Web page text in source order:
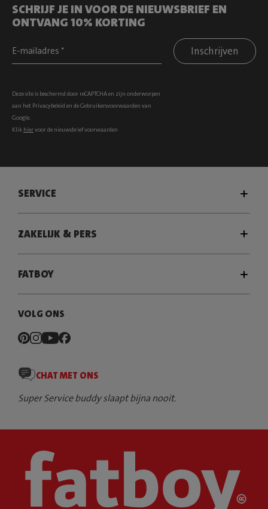
SCHRIJF JE IN VOOR DE NIEUWSBRIEF EN
ONTVANG 10% KORTING
Inschrijven
Deze site is beschermd door reCAPTCHA en zijn onderworpen
aan het Privacybeleid en deGebruikersvoorwaarden van
Google.
Klik hiervoor de nieuwsbrief voorwaarden
SERVICE
ZAKELIJK & PERS
FATBOY
VOLG ONS
CHAT MET ONS
Super Service buddy slaapt bijna nooit.